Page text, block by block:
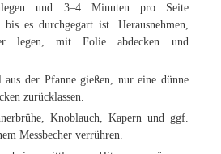
und 3–4 Minuten pro Seite
es durchgegart ist. Herausnehmen,
legen, mit Folie abdecken und
aus der Pfanne gießen, nur eine dünne
zurücklassen.
Knoblauch, Kapern und ggf.
Messbecher verrühren.